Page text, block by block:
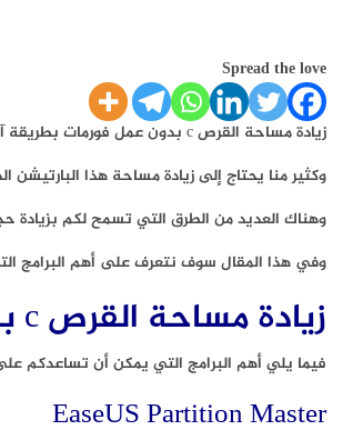
Spread the love
زيادة مساحة القرص c بدون عمل فورمات بطريقة آمنة هي الطريقة المهمة التي يجب على كل مستخدم للكمبيوتر معرفتها .
وكثير منا يحتاج إلى زيادة مساحة هذا
وهناك العديد من الطرق التي تسمح لكم بزيادة
وفي هذا المقال سوف نتعرف على أهم البرامج
زيادة مساحة القرص c بدون عمل فورمات بطريقة آمنة
فيما يلي أهم البرامج التي يمكن أن تساعدكم
EaseUS Partition Master